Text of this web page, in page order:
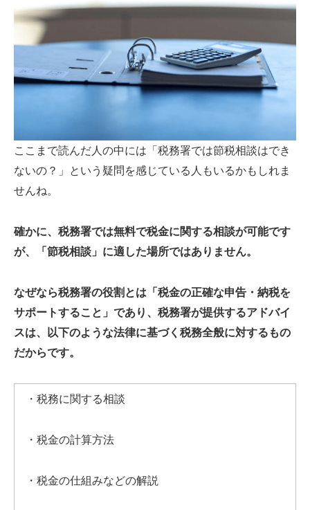
ここまで読んだ人の中には「税務署では節税相談はでき
ないの？」という疑問を感じている人もいるかもしれま
せんね。
確かに、税務署では無料で税金に関する相談が可能です
が、「節税相談」に適した場所ではありません。
なぜなら税務署の役割とは「税金の正確な申告・納税を
サポートすること」であり、税務署が提供するアドバイ
スは、以下のような法律に基づく税務全般に対するもの
だからです。
・税務に関する相談
・税金の計算方法
・税金の仕組みなどの解説